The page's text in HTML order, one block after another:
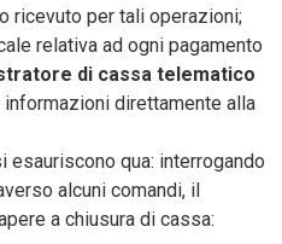
ricevuto per tali operazioni;
relativa ad ogni pagamento
di cassa telematico
direttamente alla
esauriscono qua: interrogando
alcuni comandi, il
a chiusura di cassa: